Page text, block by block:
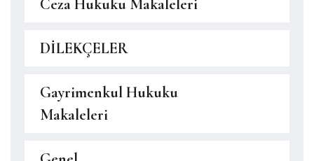
Ceza Hukuku Makaleleri
DİLEKÇELER
Gayrimenkul Hukuku
Makaleleri